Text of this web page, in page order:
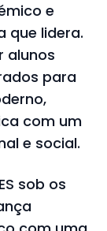
e
que lidera.
alunos
para
com um
e social.
sob os